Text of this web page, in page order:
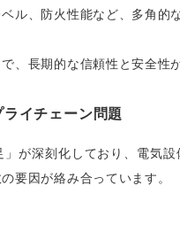
ル、防火性能など、多角的
、長期的な信頼性と安全性
イチェーン問題
が深刻化しており、電気
要因が絡み合っています。